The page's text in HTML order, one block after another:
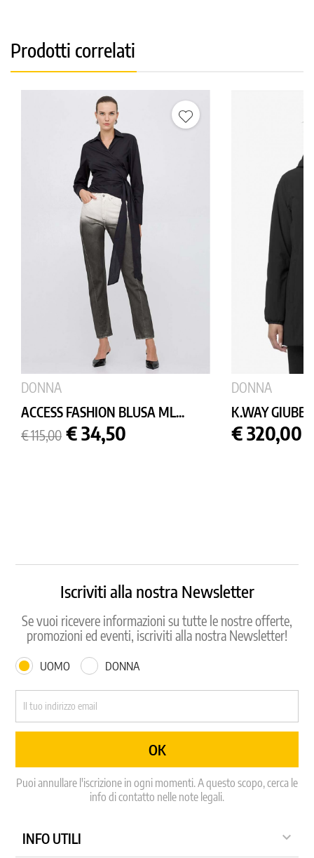
Prodotti correlati
DONNA
ACCESS FASHION BLUSA ML...
Prezzo
base
€ 115,00 Prezzo
€ 34,50
DONNA
K.WAY
Prezzo
€ 320,00
Iscriviti alla nostra Newsletter
Se vuoi ricevere informazioni su tutte le nostre offerte,
promozioni ed eventi, iscriviti alla nostra Newsletter!
UOMO DONNA
Puoi annullare l'iscrizione in ogni momenti. A questo scopo, cerca le
info di contatto nelle note legali.
INFO UTILI 